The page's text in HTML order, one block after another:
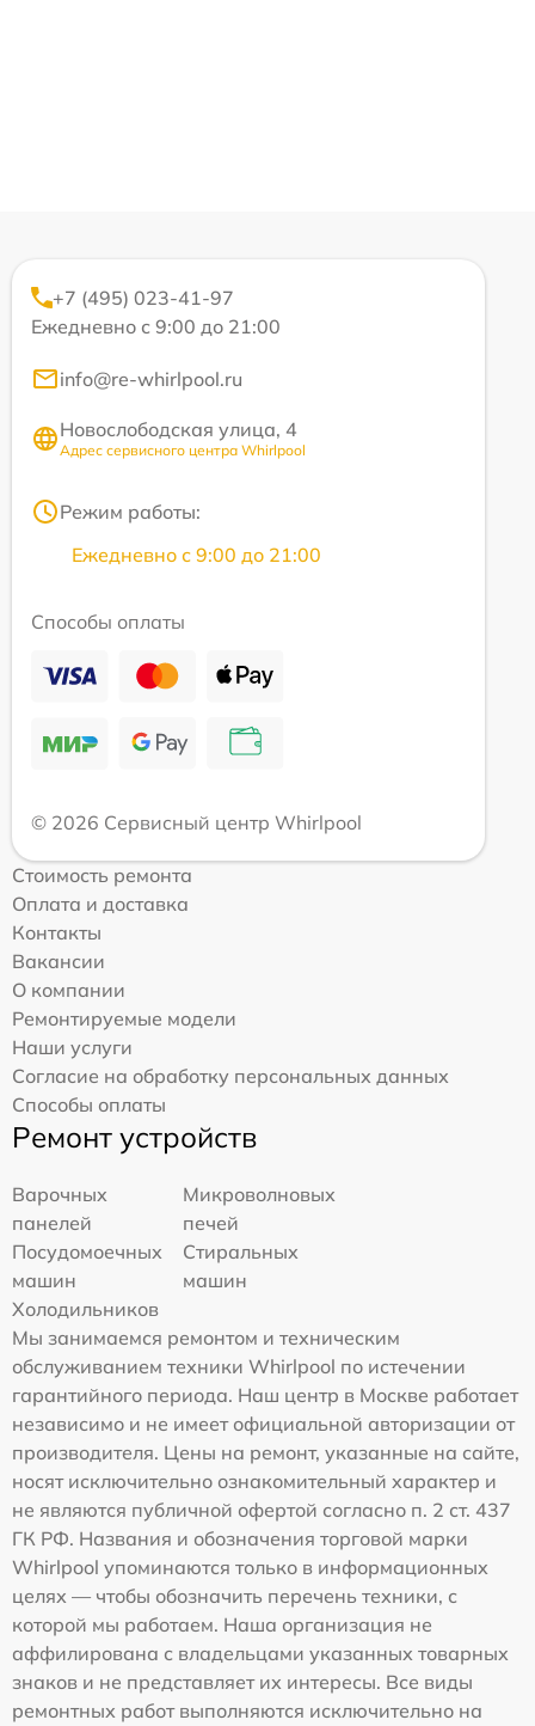
+7 (495) 023-41-97
Ежедневно с 9:00 до 21:00
info@re-whirlpool.ru
Новослободская улица, 4
Адрес сервисного центра Whirlpool
Режим работы:
Ежедневно с 9:00 до 21:00
Способы оплаты
© 2026 Сервисный центр Whirlpool
Стоимость ремонта
Оплата и доставка
Контакты
Вакансии
О компании
Ремонтируемые модели
Наши услуги
Согласие на обработку персональных данных
Способы оплаты
Ремонт устройств
Варочных
панелей
Микроволновых
печей
Посудомоечных
машин
Стиральных
машин
Холодильников
Мы занимаемся ремонтом и техническим
обслуживанием техники Whirlpool по истечении
гарантийного периода. Наш центр в Москве работает
независимо и не имеет официальной авторизации от
производителя. Цены на ремонт, указанные на сайте,
носят исключительно ознакомительный характер и
не являются публичной офертой согласно п. 2 ст. 437
ГК РФ. Названия и обозначения торговой марки
Whirlpool упоминаются только в информационных
целях — чтобы обозначить перечень техники, с
которой мы работаем. Наша организация не
аффилирована с владельцами указанных товарных
знаков и не представляет их интересы. Все виды
ремонтных работ выполняются исключительно на